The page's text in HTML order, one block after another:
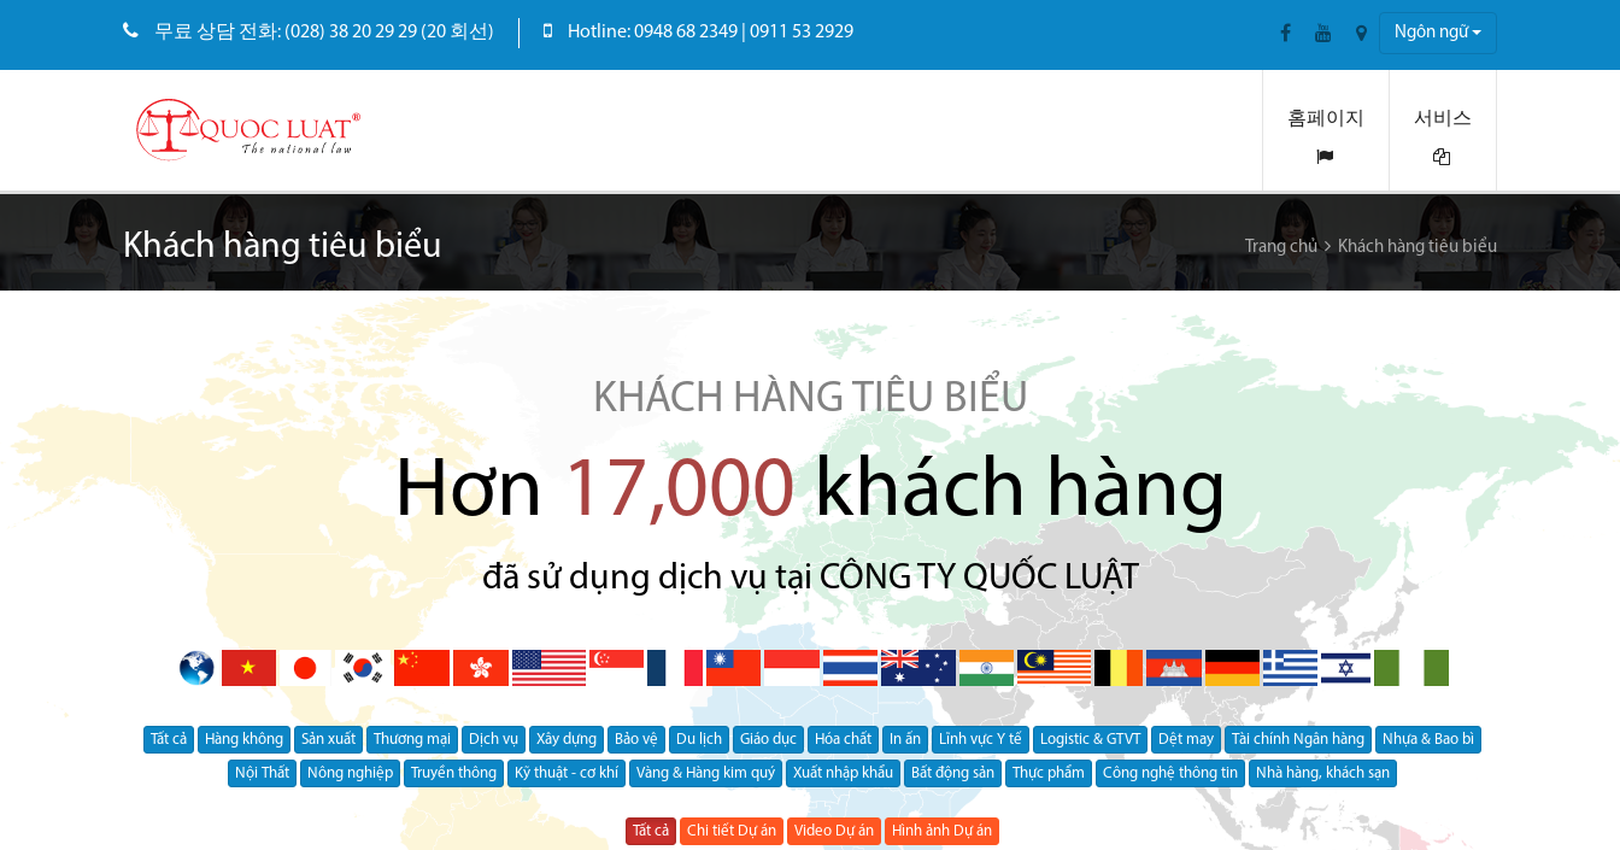
무료 상담 전화: (028) 38 20 29 29 (20 회선) Hotline: 0948 68 2349 | 0911 53 2929 Ngôn ngữ
홈페이지 서비스
Khách hàng tiêu biểu Trang chủ Khách hàng tiêu biểu
KHÁCH HÀNG TIÊU BIỂU
Hơn 17,000khách hàng
đã sử dụng dịch vụ tại CÔNG TY QUỐC LUẬT
Tất cả Hàng không Sản xuất Thương mại Dịch vụ Xây dựng Bảo vệ Du lịch Giáo dục Hóa chất In ấn Lĩnh vực Y tế Logistic & GTVT Dệt may Tài chính Ngân hàng Nhựa & Bao bì
Nội Thất Nông nghiệp Truyền thông Kỹ thuật - cơ khí Vàng & Hàng kim quý Xuất nhập khẩu Bất động sản Thực phẩm Công nghệ thông tin Nhà hàng, khách sạn
Tất cả Chi tiết Dự án Video Dự án Hình ảnh Dự án